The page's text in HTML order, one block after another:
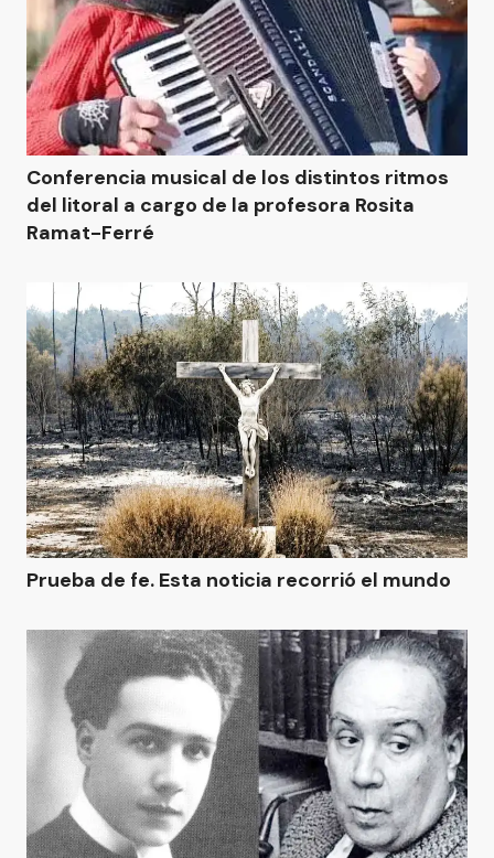
Conferencia musical de los distintos ritmos
del litoral a cargo de la profesora Rosita
Ramat-Ferré
Prueba de fe. Esta noticia recorrió el mundo